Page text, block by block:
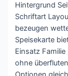
Hintergrund
Schriftart
bezeugen
Speisekarte
Einsatz
ohne